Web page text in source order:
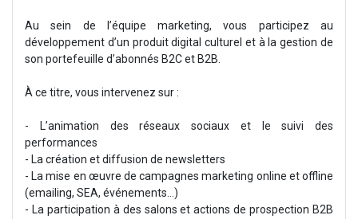
Au sein de l’équipe marketing, vous participez au
développement d’un produit digital culturel et à la gestion de
son portefeuille d’abonnés B2C et B2B.
À ce titre, vous intervenez sur :
- L’animation des réseaux sociaux et le suivi des
performances
- La création et diffusion de newsletters
- La mise en œuvre de campagnes marketing online et offline
(emailing, SEA, événements…)
- La participation à des salons et actions de prospection B2B